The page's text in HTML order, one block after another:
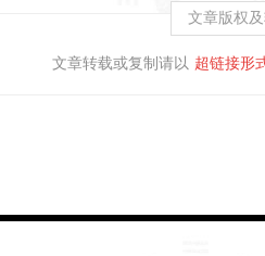
文章版权及
文章转载或复制请以 超链接形